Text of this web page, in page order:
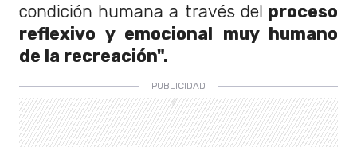
condición humana a través del proceso
reflexivo y emocional muy humano
de la recreación".